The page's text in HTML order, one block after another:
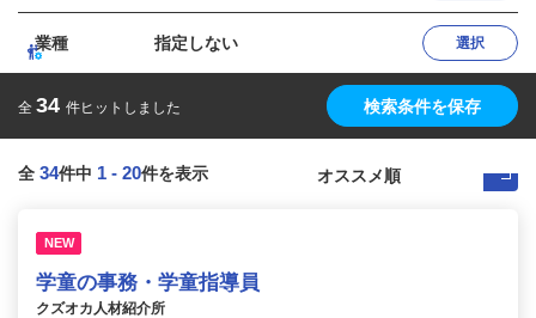
業種 指定しない 選択
全 34 件ヒットしました 検索条件を保存
全 34件中 1 - 20件を表示
NEW
学童の事務・学童指導員
クズオカ人材紹介所